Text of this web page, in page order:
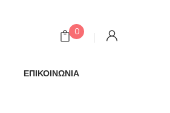
0
ΕΠΙΚΟΙΝΩΝΙΑ